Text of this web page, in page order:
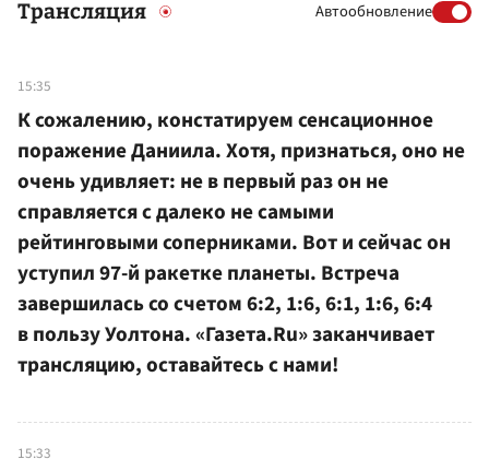
Трансляция Автообновление
15:35
К сожалению, констатируем сенсационное
поражение Даниила. Хотя, признаться, оно не
очень удивляет: не в первый раз он не
справляется с далеко не самыми
рейтинговыми соперниками. Вот и сейчас он
уступил 97-й ракетке планеты. Встреча
завершилась со счетом 6:2, 1:6, 6:1, 1:6, 6:4
в пользу Уолтона. «Газета.Ru» заканчивает
трансляцию, оставайтесь с нами!
15:33